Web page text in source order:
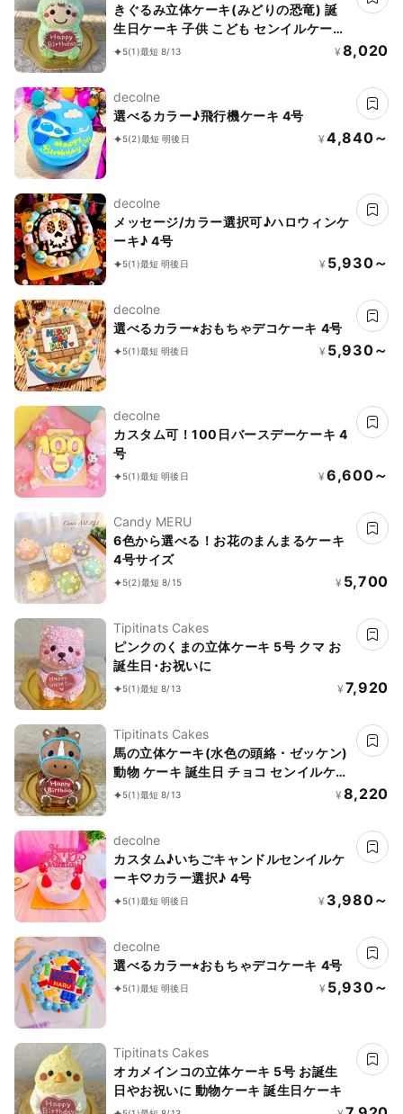
きぐるみ立体ケーキ(みどりの恐竜) 誕
生日ケーキ 子供 こども センイルケーキ
男の子
5(1)最短 8/13 ¥ 8,020
decolne
選べるカラー♪飛行機ケーキ 4号
5(2)最短 明後日 ¥ 4,840～
decolne
メッセージ/カラー選択可♪ハロウィンケ
ーキ♪ 4号
5(1)最短 明後日 ¥ 5,930～
decolne
選べるカラー⭐︎おもちゃデコケーキ 4号
5(1)最短 明後日 ¥ 5,930～
decolne
カスタム可！100日バースデーケーキ 4
号
5(1)最短 明後日 ¥ 6,600～
Candy MERU
6色から選べる！お花のまんまるケーキ
4号サイズ
5(2)最短 8/15 ¥ 5,700
Tipitinats Cakes
ピンクのくまの立体ケーキ 5号 クマ お
誕生日･お祝いに
5(1)最短 8/13 ¥ 7,920
Tipitinats Cakes
馬の立体ケーキ(水色の頭絡・ゼッケン)
動物 ケーキ 誕生日 チョコ センイルケー
キ 5号
5(1)最短 8/13 ¥ 8,220
decolne
カスタム♪いちごキャンドルセンイルケ
ーキ♡カラー選択♪ 4号
5(1)最短 明後日 ¥ 3,980～
decolne
選べるカラー⭐︎おもちゃデコケーキ 4号
5(1)最短 明後日 ¥ 5,930～
Tipitinats Cakes
オカメインコの立体ケーキ 5号 お誕生
日やお祝いに 動物ケーキ 誕生日ケーキ